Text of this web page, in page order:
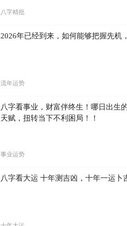
八字精批
2026年已经到来，如何能够把握先机
流年运势
八字看事业，财富伴终生！哪日出生
天赋，扭转当下不利困局！！
事业运势
八字看大运 十年测吉凶，十年一运卜